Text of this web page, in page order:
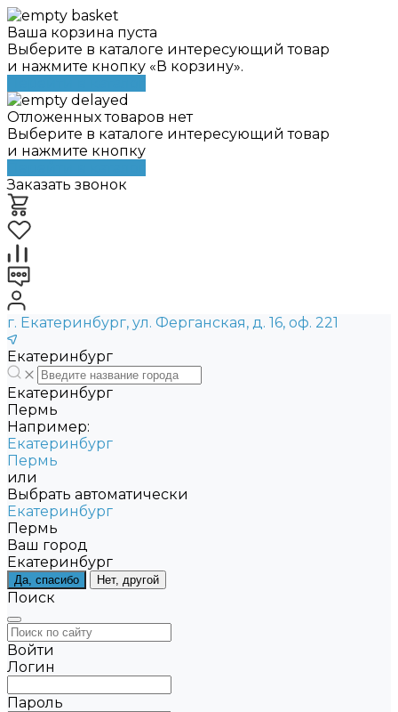
Ваша корзина пуста
Выберите в каталоге интересующий товар
и нажмите кнопку «В корзину».
Отложенных товаров нет
Выберите в каталоге интересующий товар
и нажмите кнопку
Заказать звонок
г. Екатеринбург, ул. Ферганская, д. 16, оф. 221
Екатеринбург
Екатеринбург
Пермь
Например:
Екатеринбург
Пермь
или
Выбрать автоматически
Екатеринбург
Пермь
Ваш город
Екатеринбург
Да, спасибо Нет, другой
Поиск
Войти
Логин
Пароль